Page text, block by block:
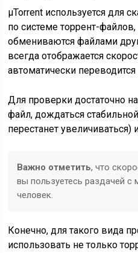
μTorrent используется для
по системе торрент-
обмениваются файлами
всегда отображается
автоматически
Для проверки достаточно
файл, дождаться
перестанет увеличиваться)
Важно отметить, что
вы пользуетесь раздачей
человек.
Конечно, для такого вида
использовать не только